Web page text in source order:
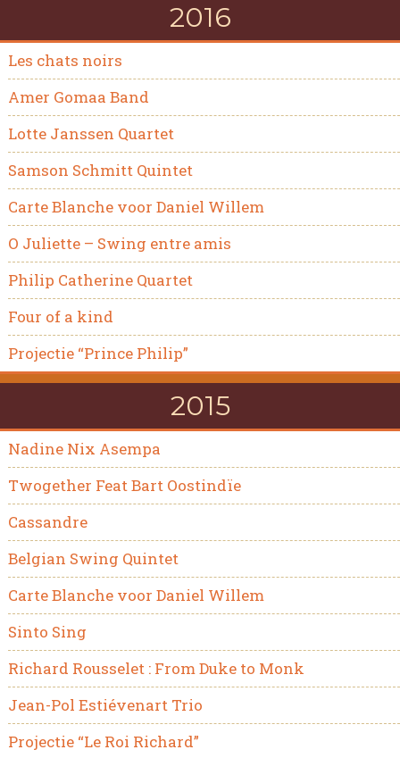
2016
Les chats noirs
Amer Gomaa Band
Lotte Janssen Quartet
Samson Schmitt Quintet
Carte Blanche voor Daniel Willem
O Juliette – Swing entre amis
Philip Catherine Quartet
Four of a kind
Projectie “Prince Philip”
2015
Nadine Nix Asempa
Twogether Feat Bart Oostindïe
Cassandre
Belgian Swing Quintet
Carte Blanche voor Daniel Willem
Sinto Sing
Richard Rousselet : From Duke to Monk
Jean-Pol Estiévenart Trio
Projectie “Le Roi Richard”